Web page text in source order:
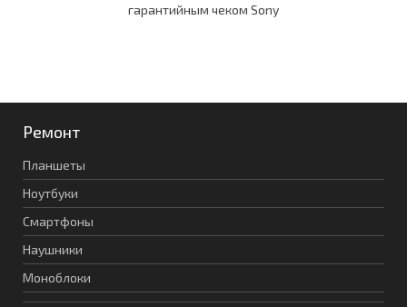
гарантийным чеком Sony
Ремонт
Планшеты
Ноутбуки
Смартфоны
Наушники
Моноблоки